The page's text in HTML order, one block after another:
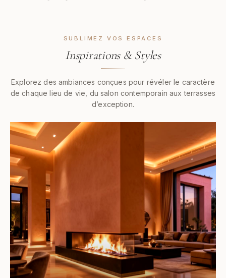
SUBLIMEZ VOS ESPACES
Inspirations & Styles
Explorez des ambiances conçues pour révéler le caractère
de chaque lieu de vie, du salon contemporain aux terrasses
d’exception.